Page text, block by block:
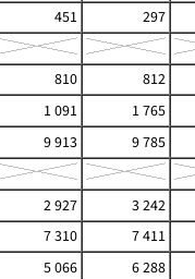
451 297
810 812
1 091 1 765
9 913 9 785
2 927 3 242
7 310 7 411
5 066 6 288